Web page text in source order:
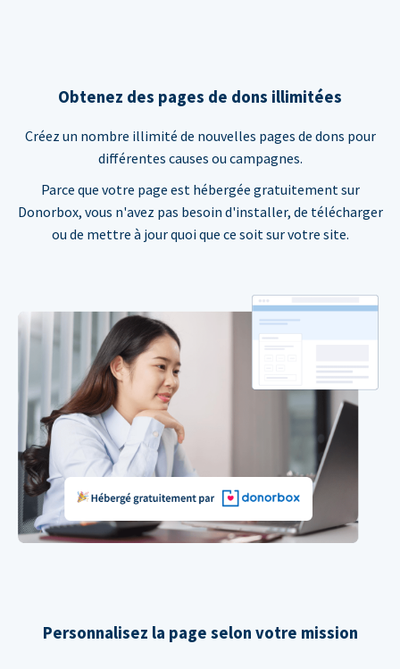
Obtenez des pages de dons illimitées
Créez un nombre illimité de nouvelles pages de dons pour
différentes causes ou campagnes.
Parce que votre page est hébergée gratuitement sur
Donorbox, vous n'avez pas besoin d'installer, de télécharger
ou de mettre à jour quoi que ce soit sur votre site.
Personnalisez la page selon votre mission